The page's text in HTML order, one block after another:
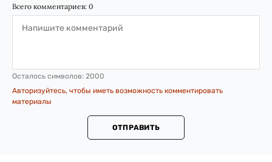
Всего комментариев: 0
Осталось символов: 2000
Авторизуйтесь, чтобы иметь возможность комментировать
материалы
ОТПРАВИТЬ